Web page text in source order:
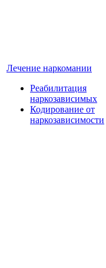
Лечение наркомании
Реабилитация
наркозависимых
Кодирование от
наркозависимости